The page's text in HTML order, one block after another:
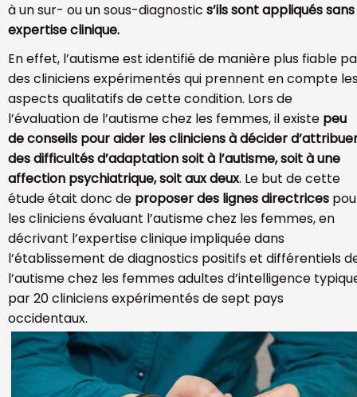
à un sur- ou un sous-diagnostic s’ils sont appliqués sans
expertise clinique.
En effet, l’autisme est identifié de manière plus fiable
des cliniciens expérimentés qui prennent en compte
aspects qualitatifs de cette condition. Lors de
l’évaluation de l’autisme chez les femmes, il existe peu
de conseils pour aider les cliniciens à décider
des difficultés d’adaptation soit à l’autisme, soit à une
affection psychiatrique, soit aux deux. Le but de cette
étude était donc de proposer des lignes directrices
les cliniciens évaluant l’autisme chez les femmes, en
décrivant l’expertise clinique impliquée dans
l’établissement de diagnostics positifs et différentiels
l’autisme chez les femmes adultes d’intelligence
par 20 cliniciens expérimentés de sept pays
occidentaux.